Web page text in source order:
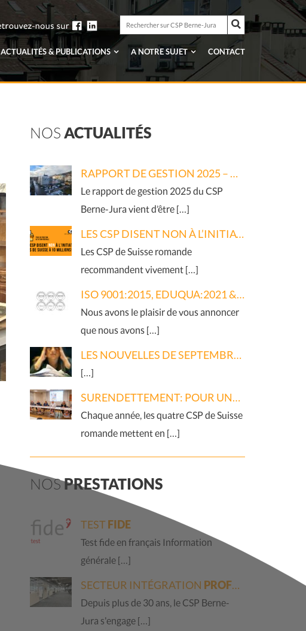
Rechercher
sur
CSP
Berne-
Jura
Rechercher
sur
CSP
ACTUALITÉS & PUBLICATIONS A NOTRE SUJET CONTACT
NOS ACTUALITÉS
RAPPORT DE GESTION 2025 – GESCHÄFTSBERICHT 2025
Le rapport de gestion 2025 du CSP
Berne-Jura vient d’être […]
LES CSP DISENT NON À L’INITIATIVE « PAS DE SUISSE À 10 MILLIONS ! »
Les CSP de Suisse romande
recommandent vivement […]
ISO 9001:2015, EDUQUA:2021 & IN-QUALIS:2024
Nous avons le plaisir de vous annoncer
que nous avons […]
LES NOUVELLES DE SEPTEMBRE 2025 : L’ADMINISTRATION ANXIOGÈNE
[…]
SURENDETTEMENT: POUR UNE POLITIQUE DE LA SECONDE CHANCE
Chaque année, les quatre CSP de Suisse
romande mettent en […]
NOSPRESTATIONS
TEST FIDE
Test fide en français Information
générale […]
SECTEUR INTÉGRATION PROFESSIONNELLE ET SOCIALE
Depuis plus de 30 ans, le CSP Berne-
Jura s'engage […]